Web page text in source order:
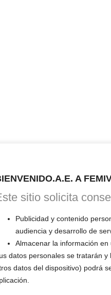
A
sitio solicita
Publicidad y contenido
audiencia y desarrollo de
Almacenar la información
datos personales se tratarán
datos del dispositivo) podrá